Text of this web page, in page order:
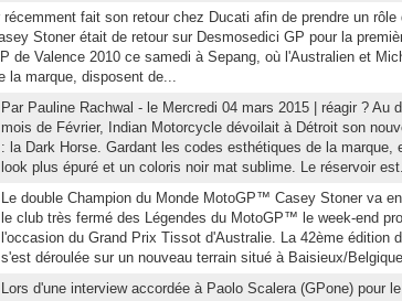
fait son retour chez Ducati afin de prendre un rôle
Stoner était de retour sur Desmosedici GP pour la
de Valence 2010 ce samedi à Sepang, où l'Australien et
la marque, disposent de...
Par Pauline Rachwal - le Mercredi 04 mars 2015 | réagir ? Au
mois de Février, Indian Motorcycle dévoilait à Détroit son
: la Dark Horse. Gardant les codes esthétiques de la marque,
look plus épuré et un coloris noir mat sublime. Le réservoir
Le double Champion du Monde MotoGP™ Casey Stoner va
le club très fermé des Légendes du MotoGP™ le week-end
l'occasion du Grand Prix Tissot d'Australie. La 42ème édition
s'est déroulée sur un nouveau terrain situé à Baisieux/
Lors d'une interview accordée à Paolo Scalera (GPone) pour